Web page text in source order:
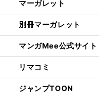
マーガレット
別冊マーガレット
マンガMee公式サイト
リマコミ
ジャンプTOON